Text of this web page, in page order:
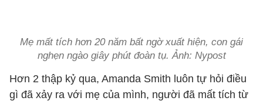
Mẹ mất tích hơn 20 năm bất ngờ xuất hiện, con gái
nghẹn ngào giây phút đoàn tụ. Ảnh: Nypost
Hơn 2 thập kỷ qua, Amanda Smith luôn tự hỏi điều
gì đã xảy ra với mẹ của mình, người đã mất tích từ